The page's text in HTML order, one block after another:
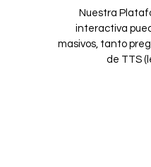
Nuestra
interactiva
masivos, tanto
de TTS